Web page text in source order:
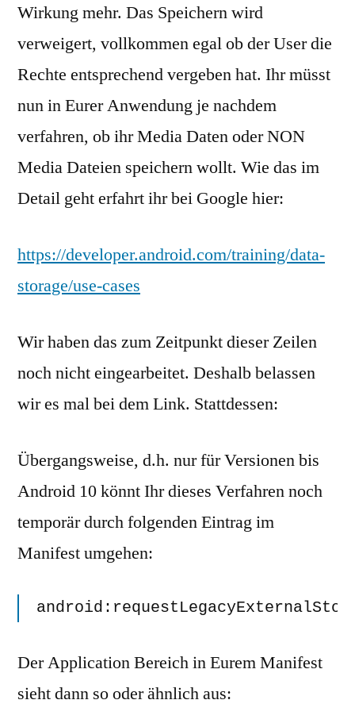
Wirkung mehr. Das Speichern wird
verweigert, vollkommen egal ob der User die
Rechte entsprechend vergeben hat. Ihr müsst
nun in Eurer Anwendung je nachdem
verfahren, ob ihr Media Daten oder NON
Media Dateien speichern wollt. Wie das im
Detail geht erfahrt ihr bei Google hier:
https://developer.android.com/training/data-
storage/use-cases
Wir haben das zum Zeitpunkt dieser Zeilen
noch nicht eingearbeitet. Deshalb belassen
wir es mal bei dem Link. Stattdessen:
Übergangsweise, d.h. nur für Versionen bis
Android 10 könnt Ihr dieses Verfahren noch
temporär durch folgenden Eintrag im
Manifest umgehen:
Der Application Bereich in Eurem Manifest
sieht dann so oder ähnlich aus: